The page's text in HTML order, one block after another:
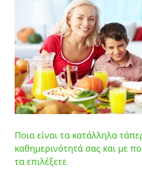
Ποια είναι τα κατάλληλα
καθημερινότητά σας και με
τα επιλέξετε